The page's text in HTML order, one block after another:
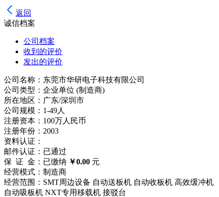
返回
诚信档案
公司档案
收到的评价
发出的评价
公司名称：东莞市华研电子科技有限公司
公司类型：企业单位 (制造商)
所在地区：广东/深圳市
公司规模：1-49人
注册资本：100万人民币
注册年份：2003
资料认证：
邮件认证： 已通过
保 证 金：已缴纳 ￥0.00 元
经营模式：制造商
经营范围：SMT周边设备 自动送板机 自动收板机 高效缓冲机
自动吸板机 NXT专用移载机 接驳台